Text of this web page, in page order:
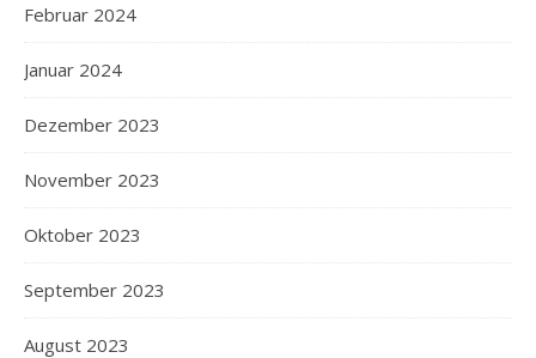
Februar 2024
Januar 2024
Dezember 2023
November 2023
Oktober 2023
September 2023
August 2023